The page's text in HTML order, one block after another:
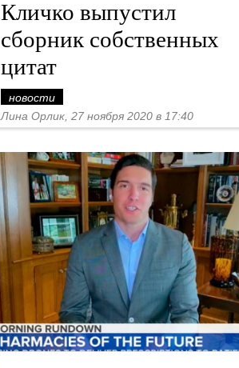
Кличко выпустил
сборник собственных
цитат
новости
Лина Орлик, 27 ноября 2020 в 17:40